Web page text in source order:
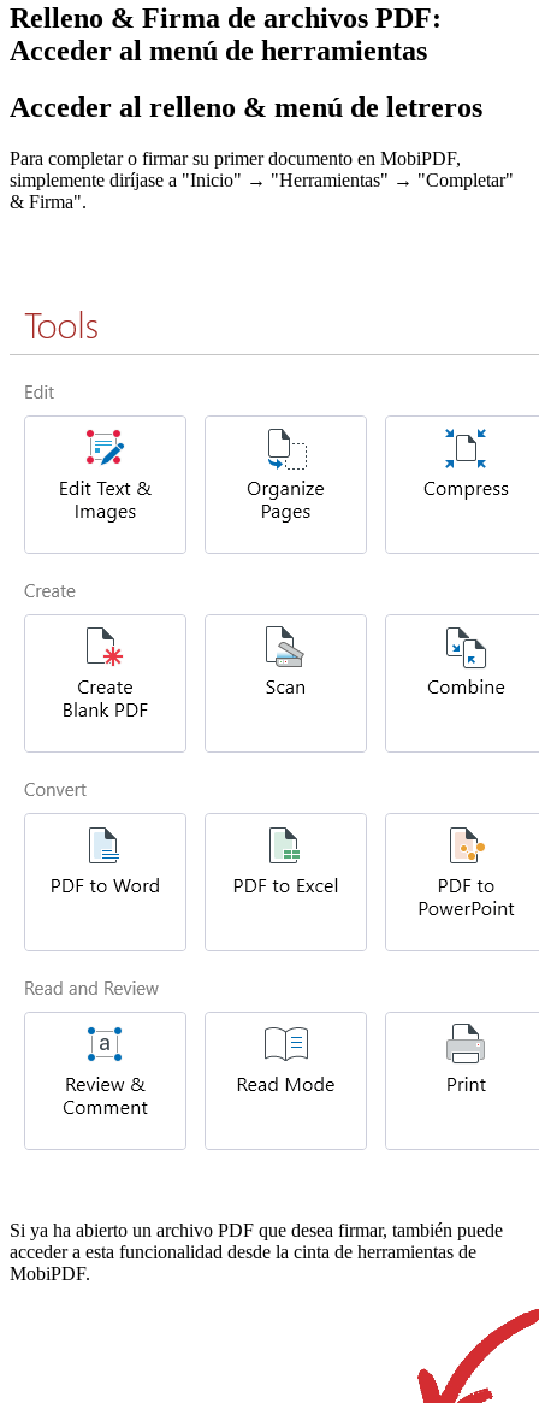
Relleno & Firma de archivos PDF:
Acceder al menú de herramientas
Acceder al relleno & menú de letreros
Para completar o firmar su primer documento en MobiPDF,
simplemente diríjase a "Inicio" → "Herramientas" → "Completar"
& Firma".
Si ya ha abierto un archivo PDF que desea firmar, también puede
acceder a esta funcionalidad desde la cinta de herramientas de
MobiPDF.